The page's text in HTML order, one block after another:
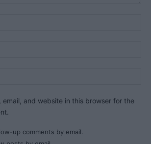
email, and website in this browser for the
up comments by email.